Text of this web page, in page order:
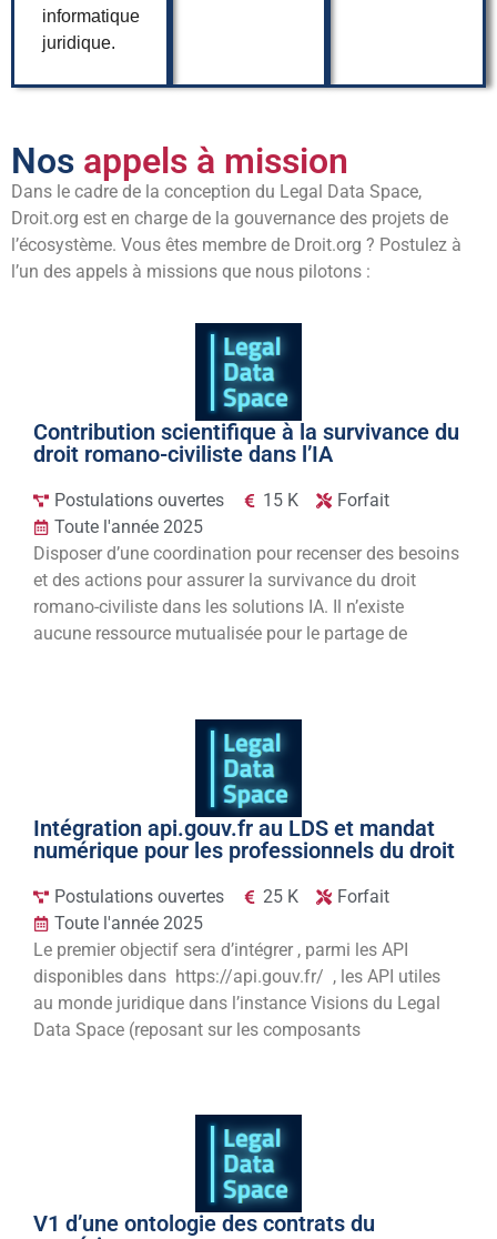
informatique
juridique.
Nos appels à mission
Dans le cadre de la conception du Legal Data Space,
Droit.org est en charge de la gouvernance des projets de
l’écosystème. Vous êtes membre de Droit.org ? Postulez à
l’un des appels à missions que nous pilotons :
Contribution scientifique à la survivance du
droit romano-civiliste dans l’IA
Postulations ouvertes 15 K
Forfait
Toute l'année 2025
Disposer d’une coordination pour recenser des besoins
et des actions pour assurer la survivance du droit
romano-civiliste dans les solutions IA. Il n’existe
aucune ressource mutualisée pour le partage de
Intégration api.gouv.fr au LDS et mandat
numérique pour les professionnels du droit
Postulations ouvertes 25 K
Forfait
Toute l'année 2025
Le premier objectif sera d’intégrer , parmi les API
disponibles dans https://api.gouv.fr/ , les API utiles
au monde juridique dans l’instance Visions du Legal
Data Space (reposant sur les composants
V1 d’une ontologie des contrats du